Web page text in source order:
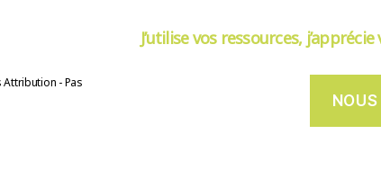
- Pas
J’utilise vos ressources,